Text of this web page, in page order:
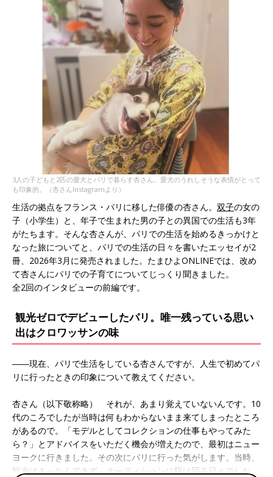
3人の子どもと2匹の愛犬とパリで暮らす杏さん。愛犬のうれしそうな表情がとって
も印象的。（杏さんInstagramより）
生活の拠点をフランス・パリに移した俳優の杏さん。 双子の女の
子（小学生）と、年子で生まれた男の子との異国での生活も3年
がたちます。そんな杏さんが、パリでの生活を始めるきっかけと
なった旅についてと、パリでの生活の日々を書いたエッセイが2
冊、2026年3月に発売されました。たまひよONLINEでは、改め
て杏さんにパリでの子育てについてじっくり聞きました。
全2回のインタビューの前編です。
観光ゼロでデビューしたパリ。唯一残っている思い
出はクロワッサンの味
――現在、パリで生活をしている杏さんですが、人生で初めてパ
リに行ったときの印象について教えてください。
杏さん（以下敬称略） それが、あまり覚えていないんです。10
代のころでしたが当時は何もわからないまま来てしまったところ
があるので。「モデルとしてコレクションの仕事もやってみた
ら？」とアドバイスをいただく機会が増えたので、最初はニュー
ヨークに行きました。その次にパリに行った気がします。当時、
観光はまったくできず、オーディションに駆け回る日々でした。